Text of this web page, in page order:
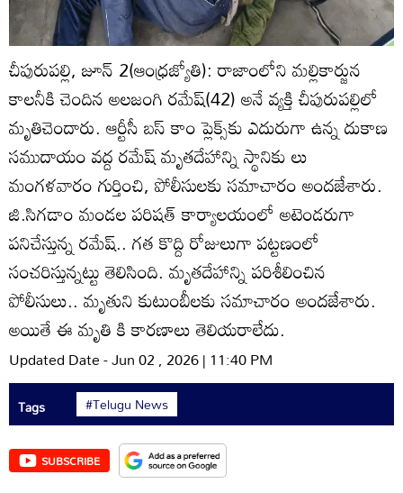
చీపురుపల్లి, జూన్‌ 2(ఆంధ్రజ్యోతి): రాజాంలోని మల్లికార్జున
కాలనీకి చెందిన అలజంగి రమేష్‌(42) అనే వ్యక్తి చీపురుపల్లిలో
మృతిచెందారు. ఆర్టీసీ బస్‌ కాం ప్లెక్స్‌కు ఎదురుగా ఉన్న దుకాణ
సముదాయం వద్ద రమేష్‌ మృతదేహాన్ని స్థానికు లు
మంగళవారం గుర్తించి, పోలీసులకు సమాచారం అందజేశారు.
జి.సిగడాం మండల పరిషత్‌ కార్యాలయంలో అటెండరుగా
పనిచేస్తున్న రమేష్‌.. గత కొద్ది రోజులుగా పట్టణంలో
సంచరిస్తున్నట్టు తెలిసింది. మృతదేహాన్ని పరిశీలించిన
పోలీసులు.. మృతుని కుటుంబీలకు సమాచారం అందజేశారు.
అయితే ఈ మృతి కి కారణాలు తెలియరాలేదు.
Updated Date - Jun 02 , 2026 | 11:40 PM
Tags #Telugu News
SUBSCRIBE